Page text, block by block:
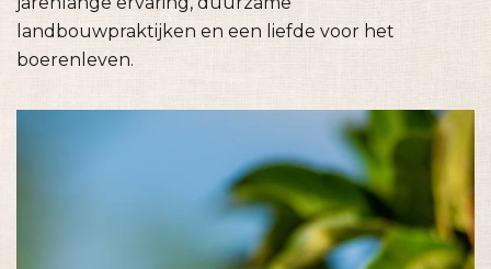
landbouwpraktijken en een liefde voor het
boerenleven.